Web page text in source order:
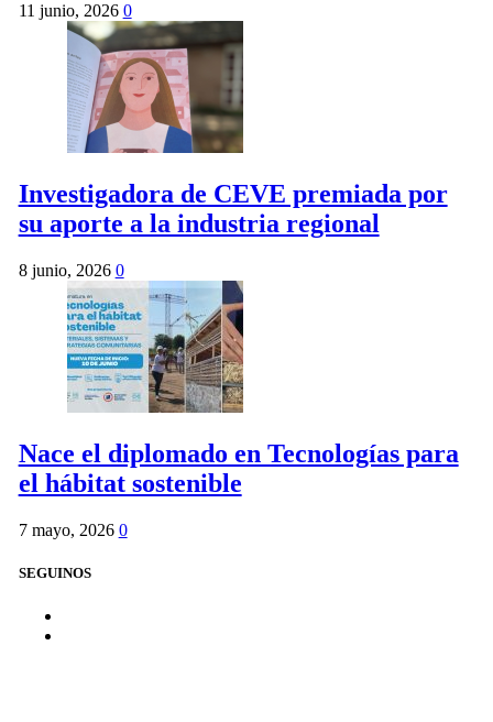
11 junio, 2026 0
Investigadora de CEVE premiada por
su aporte a la industria regional
8 junio, 2026 0
Nace el diplomado en Tecnologías para
el hábitat sostenible
7 mayo, 2026 0
SEGUINOS